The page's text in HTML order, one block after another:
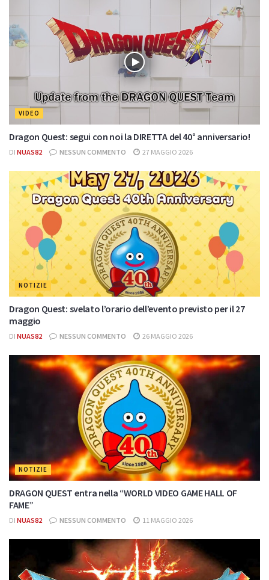
VIDEO
Dragon Quest: segui con noi la DIRETTA del 40° anniversario!
DI NUAS82 NESSUN COMMENTO 27 MAGGIO 2026
NOTIZIE
Dragon Quest: svelato l’orario dell’evento previsto per il 27
maggio
DI NUAS82 NESSUN COMMENTO 26 MAGGIO 2026
NOTIZIE
DRAGON QUEST entra nella “WORLD VIDEO GAME HALL OF
FAME”
DI NUAS82 NESSUN COMMENTO 11 MAGGIO 2026